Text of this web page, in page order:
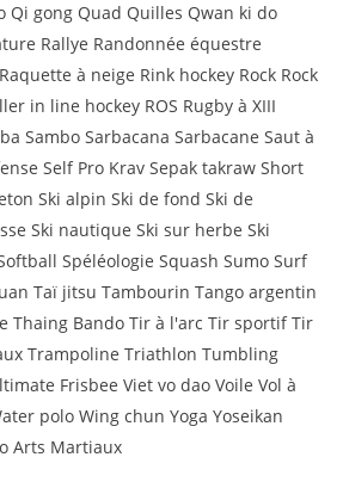
Qi gong Quad Quilles Qwan ki do
Rallye Randonnée équestre
à neige Rink hockey Rock Rock
in line hockey ROS Rugby à XIII
Sambo Sarbacana Sarbacane Saut à
Self Pro Krav Sepak takraw Short
Ski alpin Ski de fond Ski de
Ski nautique Ski sur herbe Ski
Spéléologie Squash Sumo Surf
Taï jitsu Tambourin Tango argentin
Thaing Bando Tir à l'arc Tir sportif Tir
Trampoline Triathlon Tumbling
Frisbee Viet vo dao Voile Vol à
polo Wing chun Yoga Yoseikan
Arts Martiaux